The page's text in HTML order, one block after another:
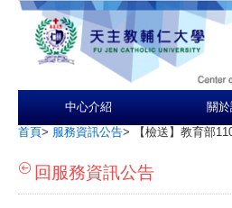
中心介紹 關
首頁> 服務資訊公告> 【檢送】教育部
回服務資訊公告